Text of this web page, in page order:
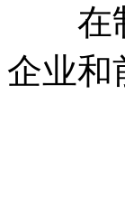
在制
企业和